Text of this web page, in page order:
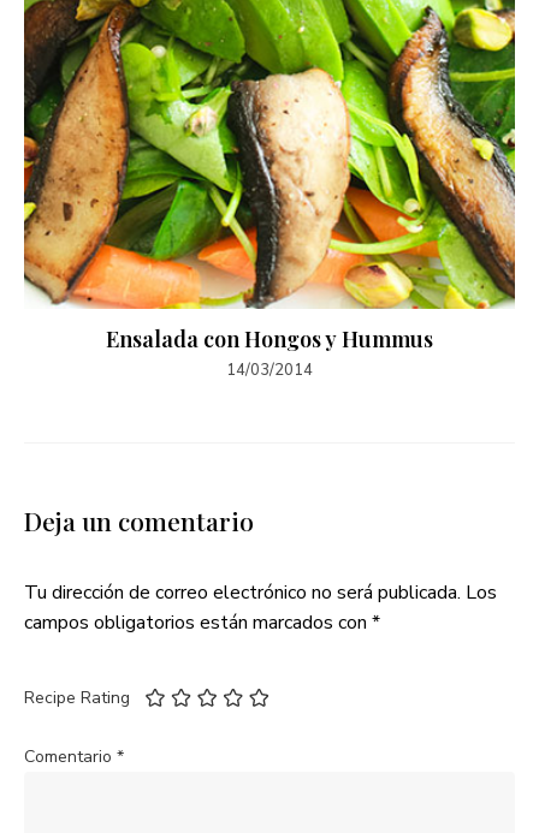
Ensalada con Hongos y Hummus
14/03/2014
Deja un comentario
Tu dirección de correo electrónico no será publicada. Los
campos obligatorios están marcados con *
Recipe Rating
Comentario *